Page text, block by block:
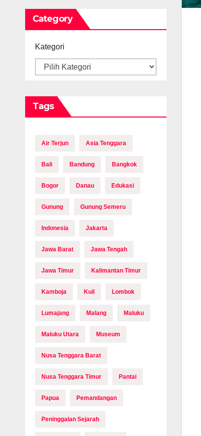
Category
Kategori
Tags
Air Terjun Asia Tenggara
Bali Bandung Bangkok
Bogor Danau Edukasi
Gunung Gunung Semeru
Indonesia Jakarta
Jawa Barat Jawa Tengah
Jawa Timur Kalimantan Timur
Kamboja Kuil Lombok
Lumajang Malang Maluku
Maluku Utara Museum
Nusa Tenggara Barat
Nusa Tenggara Timur Pantai
Papua Pemandangan
Peninggalan Sejarah